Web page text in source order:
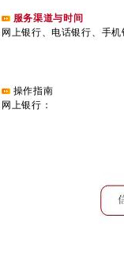
服务渠道与时间
银行、电话银行、手机
操作指南
银行：